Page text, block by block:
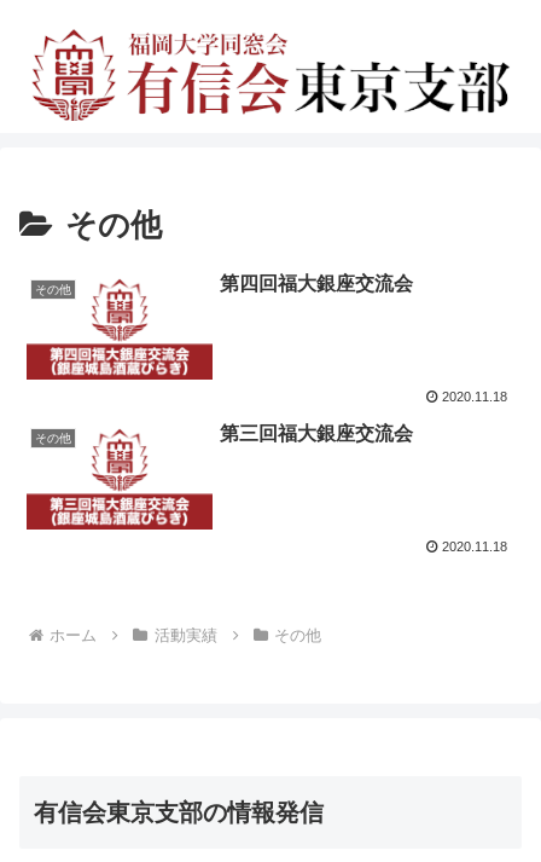
その他
その他 第四回福大銀座交流会
2020.11.18
その他 第三回福大銀座交流会
2020.11.18
ホーム 活動実績 その他
有信会東京支部の情報発信